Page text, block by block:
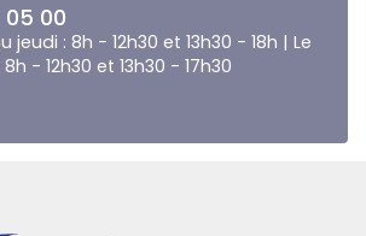
05 00
jeudi : 8h - 12h30 et 13h30 - 18h | Le
- 12h30 et 13h30 - 17h30